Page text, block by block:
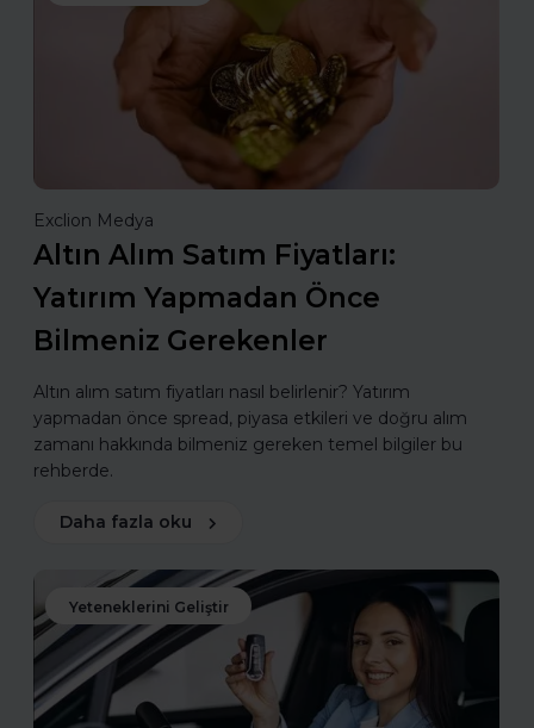
Exclion Medya
Altın Alım Satım Fiyatları:
Yatırım Yapmadan Önce
Bilmeniz Gerekenler
Altın alım satım fiyatları nasıl belirlenir? Yatırım
yapmadan önce spread, piyasa etkileri ve doğru alım
zamanı hakkında bilmeniz gereken temel bilgiler bu
rehberde.
Daha fazla oku
Yeteneklerini Geliştir